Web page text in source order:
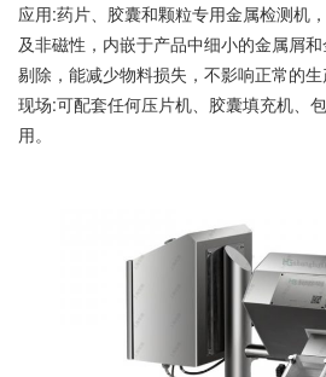
应用:药片、胶囊和颗粒专用金属检测机
及非磁性，内嵌于产品中细小的金属屑
剔除，能减少物料损失，不影响正常的生
现场:可配套任何压片机、胶囊填充机、
用。